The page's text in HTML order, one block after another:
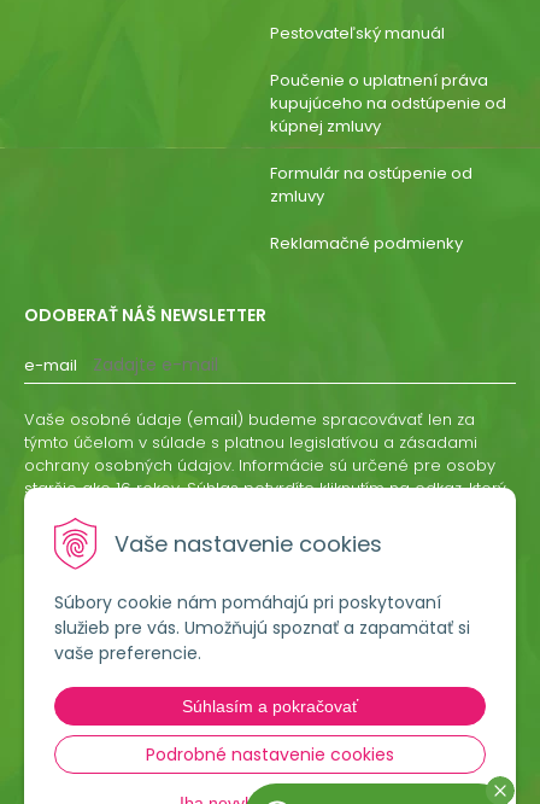
Vaše nastavenie cookies
Súbory cookie nám pomáhajú pri poskytovaní
služieb pre vás. Umožňujú spoznať a zapamätať si
vaše preferencie.
Súhlasím a pokračovať
Podrobné nastavenie cookies
Lumigreen, s.r.o.
Hradská 535
966 54 Tekovské Nemce
Pestovateľský manuál
Poučenie o uplatnení práva
kupujúceho na odstúpenie od
kúpnej zmluvy
Formulár na ostúpenie od
zmluvy
Reklamačné podmienky
ODOBERAŤ NÁŠ NEWSLETTER
e-mail
ODOBERAŤ
Vaše osobné údaje (email) budeme spracovávať len za
týmto účelom v súlade s platnou legislatívou a zásadami
ochrany osobných údajov. Informácie sú určené pre osoby
staršie ako 16 rokov. Súhlas potvrdíte kliknutím na odkaz, ktorý
odvolať písomne, emailom alebo kliknutím na odkaz z
ktoréhokoľvek informačného emailu.